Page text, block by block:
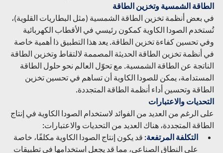
الطاقة الشمسية وتخزين الطاقة
في بعض أنظمة تخزين الطاقة الشمسية (مثل البطاريات القلوية)،
تُستخدم الصودا الكاوية كمكون رئيسي في الأقطاب الكهربائية
وفي تحسين كفاءة تخزين الطاقة. يعد هذا التطبيق ذا أهمية خاصة
في أنظمة تخزين الطاقة الحديثة المصممة لالتقاط وتخزين الطاقة
الناتجة عن الطاقة الشمسية. مع تحوّل العالم نحو حلول الطاقة
المستدامة، يمكن للصودا الكاوية أن تساهم في تحسين تخزين
الطاقة وتحسين أداء أنظمة الطاقة المتجددة.
التحديات والاعتبارات
على الرغم من العديد من الفوائد لاستخدام الصودا الكاوية في إنتاج
الطاقة المتجددة، هناك العديد من التحديات والاعتبارات:
التكلفة المرتفعة: قد يكون إنتاج الصودا الكاوية مكلفًا، خاصة
على النطاق الصناعي، مما قد يجعل استخدامها في تطبيقات